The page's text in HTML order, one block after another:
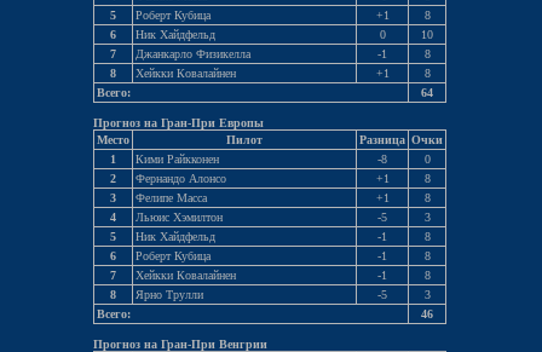
5
Роберт Кубица +1
8
6
Ник Хайдфельд 0
10
7
Джанкарло Физикелла -1
8
8
Хейкки Ковалайнен +1
8
Всего:
64
Прогноз на Гран-При Европы
Место
Пилот Разница Очки
1
Кими Райкконен -8
0
2
Фернандо Алонсо +1
8
3
Фелипе Масса +1
8
4
Льюис Хэмилтон -5
3
5
Ник Хайдфельд -1
8
6
Роберт Кубица -1
8
7
Хейкки Ковалайнен -1
8
8
Ярно Трулли -5
3
Всего:
46
Прогноз на Гран-При Венгрии